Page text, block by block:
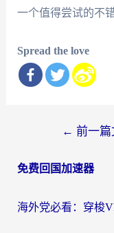
一个值得尝试的不错
Spread the love
导
← 前一篇
免费回国加速器